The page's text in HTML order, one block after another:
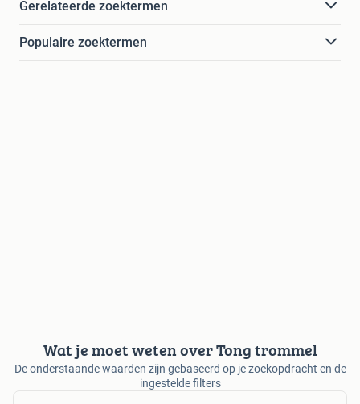
Gerelateerde zoektermen
Populaire zoektermen
Wat je moet weten over Tong trommel
De onderstaande waarden zijn gebaseerd op je zoekopdracht en de
ingestelde filters